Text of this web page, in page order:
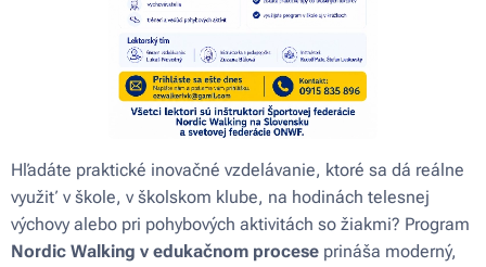
Hľadáte praktické inovačné vzdelávanie, ktoré sa dá reálne
využiť v škole, v školskom klube, na hodinách telesnej
výchovy alebo pri pohybových aktivitách so žiakmi? Program
Nordic Walking v edukačnom procese prináša moderný,